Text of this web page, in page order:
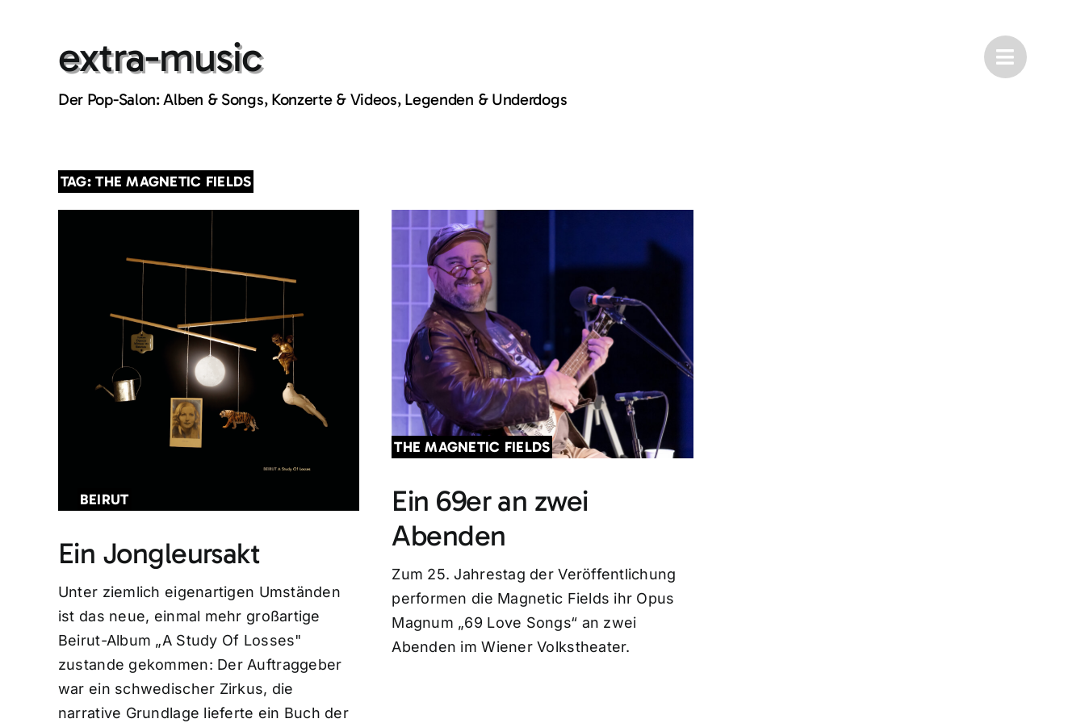
extra-music
Der Pop-Salon: Alben & Songs, Konzerte & Videos, Legenden & Underdogs
TAG: THE MAGNETIC FIELDS
BEIRUT
Ein Jongleursakt
Unter ziemlich eigenartigen Umständen
ist das neue, einmal mehr großartige
Beirut-Album „A Study Of Losses"
zustande gekommen: Der Auftraggeber
war ein schwedischer Zirkus, die
narrative Grundlage lieferte ein Buch der
THE MAGNETIC FIELDS
Ein 69er an zwei
Abenden
Zum 25. Jahrestag der Veröffentlichung
performen die Magnetic Fields ihr Opus
Magnum „69 Love Songs“ an zwei
Abenden im Wiener Volkstheater.